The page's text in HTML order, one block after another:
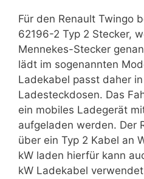
Für den Renault Twingo
62196-2 Typ 2 Stecker,
Mennekes-Stecker
lädt im sogenannten
Ladekabel passt daher
Ladesteckdosen. Das
ein mobiles Ladegerät
aufgeladen werden. Der
über ein Typ 2 Kabel an
kW laden hierfür kann
kW Ladekabel